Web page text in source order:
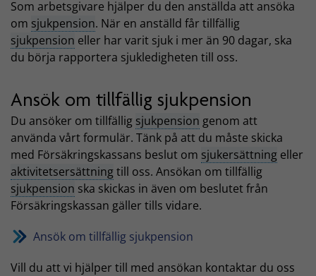
Som arbetsgivare hjälper du den anställda att ansöka
om sjukpension. När en anställd får tillfällig
sjukpension eller har varit sjuk i mer än 90 dagar, ska
du börja rapportera sjukledigheten till oss.
Ansök om tillfällig sjukpension
Du ansöker om tillfällig sjukpension genom att
använda vårt formulär. Tänk på att du måste skicka
med Försäkringskassans beslut om sjukersättning eller
aktivitetsersättningtill oss. Ansökan om tillfällig
sjukpension ska skickas in även om beslutet från
Försäkringskassan gäller tills vidare.
Ansök om tillfällig sjukpension
Vill du att vi hjälper till med ansökan kontaktar du oss